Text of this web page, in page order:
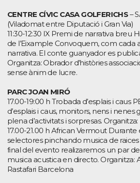
CENTRE CÍVIC CASA GOLFERICHS–
(Viladomat entre Diputació i Gran Via)
11:30-12:30 IX Premi de narrativa breu
de l’Eixample Convoquem, com cada
narrativa. El conte guanyador es
Organitza: Obrador d’històries
sense ànim de lucre.
PARC JOAN MIRÓ
17.00-19:00 h Trobada d’esplais i caus
d’esplais i caus, monitors, nens i nenes
plena d’activitats i sorpresas. Organitza:
17.00-21.00 h African Vermout
selectores pinchando musica de
final del evento realizaremos un par
musica acustica en directo. Organitza:
Rastafari Barcelona